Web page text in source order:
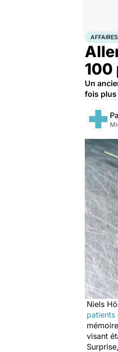
AccueilSanté
100
Un
fois plus
Niels
patients
visant